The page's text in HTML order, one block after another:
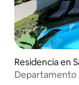
Residencia en
Departamento